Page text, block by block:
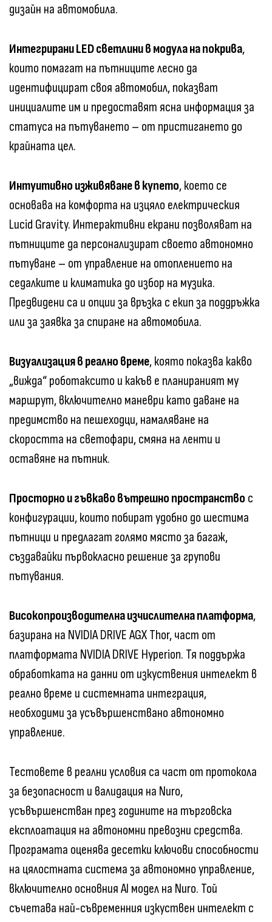
дизайн на автомобила.
Интегрирани LED светлини в модула на покрива,
които помагат на пътниците лесно да
идентифицират своя автомобил, показват
инициалите им и предоставят ясна информация за
статуса на пътуването – от пристигането до
крайната цел.
Интуитивно изживяване в купето, което се
основава на комфорта на изцяло електрическия
Lucid Gravity. Интерактивни екрани позволяват на
пътниците да персонализират своето автономно
пътуване – от управление на отоплението на
седалките и климатика до избор на музика.
Предвидени са и опции за връзка с екип за поддръжка
или за заявка за спиране на автомобила.
Визуализация в реално време, която показва какво
„вижда“ роботаксито и какъв е планираният му
маршрут, включително маневри като даване на
предимство на пешеходци, намаляване на
скоростта на светофари, смяна на ленти и
оставяне на пътник.
Просторно и гъвкаво вътрешно пространство с
конфигурации, които побират удобно до шестима
пътници и предлагат голямо място за багаж,
създавайки първокласно решение за групови
пътувания.
Високопроизводителна изчислителна платформа,
базирана на NVIDIA DRIVE AGX Thor, част от
платформата NVIDIA DRIVE Hyperion. Тя поддържа
обработката на данни от изкуствения интелект в
реално време и системната интеграция,
необходими за усъвършенствано автономно
управление.
Тестовете в реални условия са част от протокола
за безопасност и валидация на Nuro,
усъвършенстван през годините на търговска
експлоатация на автономни превозни средства.
Програмата оценява десетки ключови способности
на цялостната система за автономно управление,
включително основния AI модел на Nuro. Той
съчетава най-съвременния изкуствен интелект с